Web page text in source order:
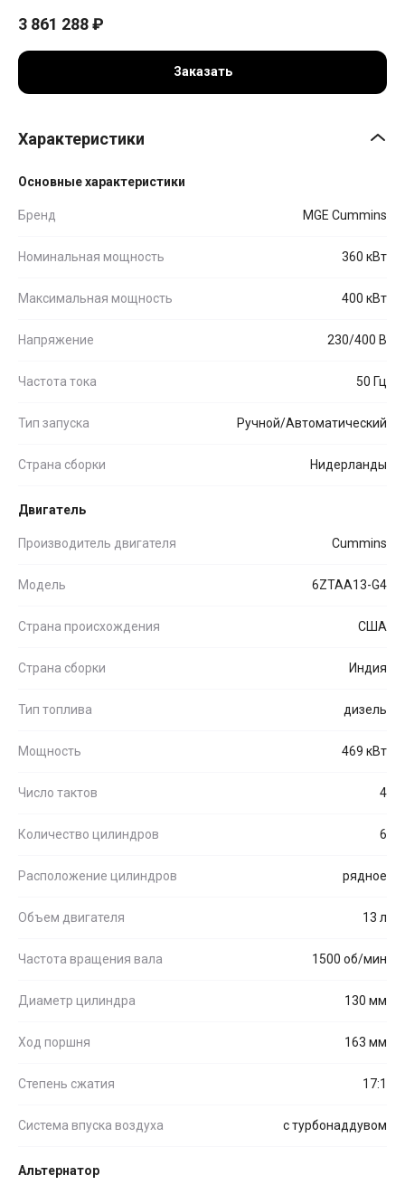
3 861 288₽
Заказать
Характеристики
Основные характеристики
Бренд MGE Cummins
Номинальная мощность 360 кВт
Максимальная мощность 400 кВт
Напряжение 230/400 В
Частота тока 50 Гц
Тип запуска Ручной/Автоматический
Страна сборки Нидерланды
Двигатель
Производитель двигателя Cummins
Модель 6ZTAA13-G4
Страна происхождения США
Страна сборки Индия
Тип топлива дизель
Мощность 469 кВт
Число тактов 4
Количество цилиндров 6
Расположение цилиндров рядное
Объем двигателя 13 л
Частота вращения вала 1500 об/мин
Диаметр цилиндра 130 мм
Ход поршня 163 мм
Степень сжатия 17:1
Система впуска воздуха с турбонаддувом
Альтернатор